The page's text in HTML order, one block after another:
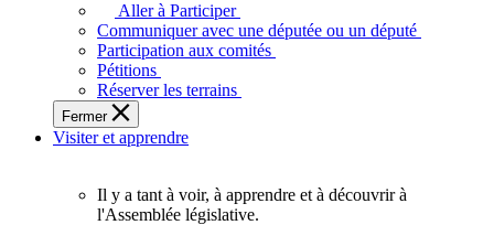
plein
potentiel,
l'Assemblée
a
besoin
de
Aller à Participer
Communiquer avec une députée ou un député
Participation aux comités
Pétitions
Réserver les terrains
Fermer
Visiter et apprendre
Il y a tant à voir, à apprendre et à découvrir à
l'Assemblée législative.